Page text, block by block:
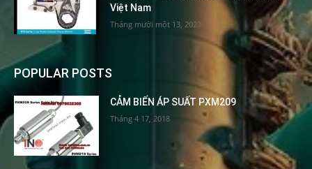
Việt Nam
Tháng mười một 13, 2023
POPULAR POSTS
CẢM BIẾN ÁP SUẤT PXM209
Tháng 4 17, 2018